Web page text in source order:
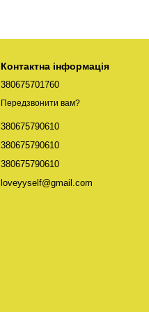
Контактна інформація
380675701760
Передзвонити вам?
380675790610
380675790610
380675790610
loveyyself@gmail.com